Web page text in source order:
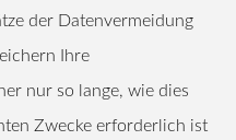
der Datenvermeidung
Ihre
nur so lange, wie dies
Zwecke erforderlich ist